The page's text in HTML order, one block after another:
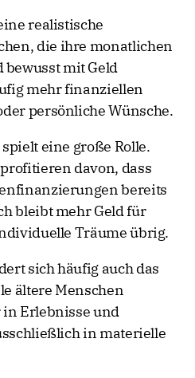
realistische
die ihre monatlichen
mit Geld
mehr finanziellen
persönliche Wünsche.
eine große Rolle.
davon, dass
bereits
bleibt mehr Geld für
Träume übrig.
sich häufig auch das
ältere Menschen
Erlebnisse und
in materielle